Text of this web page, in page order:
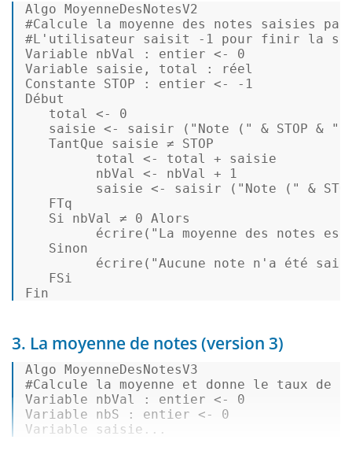
Algo MoyenneDesNotesV2
#Calcule la moyenne des notes saisies
#L 'utilisateur saisit -1 pour finir la
Variable nbVal : entier <- 0
Variable saisie, total : réel
Constante STOP : entier <- - 1
Début
total <- 0
saisie <- saisir ( "Note (" & STOP &
"
TantQue saisie ≠ STOP
total <- total + saisie
nbVal <- nbVal +
1
saisie <- saisir ( "Note (" &
FTq
Si nbVal ≠ 0 Alors
écrire( "La moyenne des notes
Sinon
écrire( "Aucune note n'a été
FSi
Fin
3. La moyenne de notes (version 3)
#Calcule la moyenne et donne le taux de
Variable nbVal
: entier <-
0
Variable nbS
: entier <-
0
Variable saisie...